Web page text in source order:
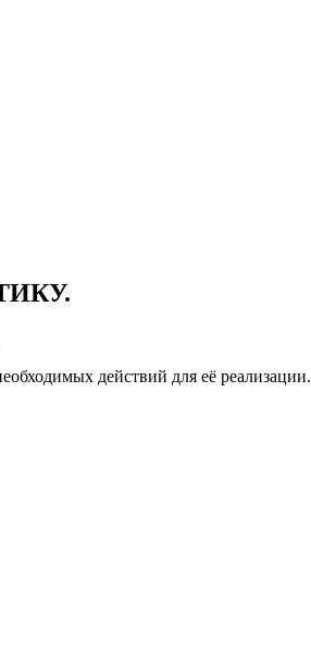
действий для её реализации.